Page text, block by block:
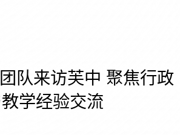
队来访芙中 聚焦行政
学经验交流